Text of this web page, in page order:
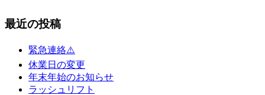
最近の投稿
緊急連絡⚠️
休業日の変更
年末年始のお知らせ
ラッシュリフト